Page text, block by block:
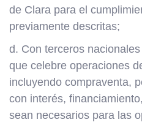
de Clara para el
previamente descritas;
d. Con terceros
que celebre operaciones
incluyendo compraventa,
con interés,
sean necesarios para las